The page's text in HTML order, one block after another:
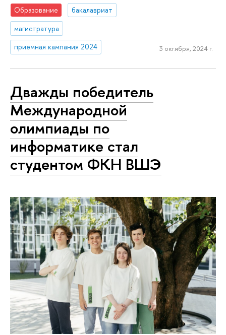
Образование
бакалавриат
магистратура
приемная кампания 2024
3 октября, 2024 г.
Дважды победитель
Международной
олимпиады по
информатике стал
студентом ФКН ВШЭ